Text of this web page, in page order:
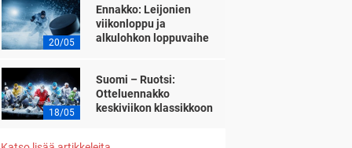
20/05
Ennakko: Leijonien
viikonloppu ja
alkulohkon loppuvaihe
18/05
Suomi – Ruotsi:
Otteluennakko
keskiviikon klassikkoon